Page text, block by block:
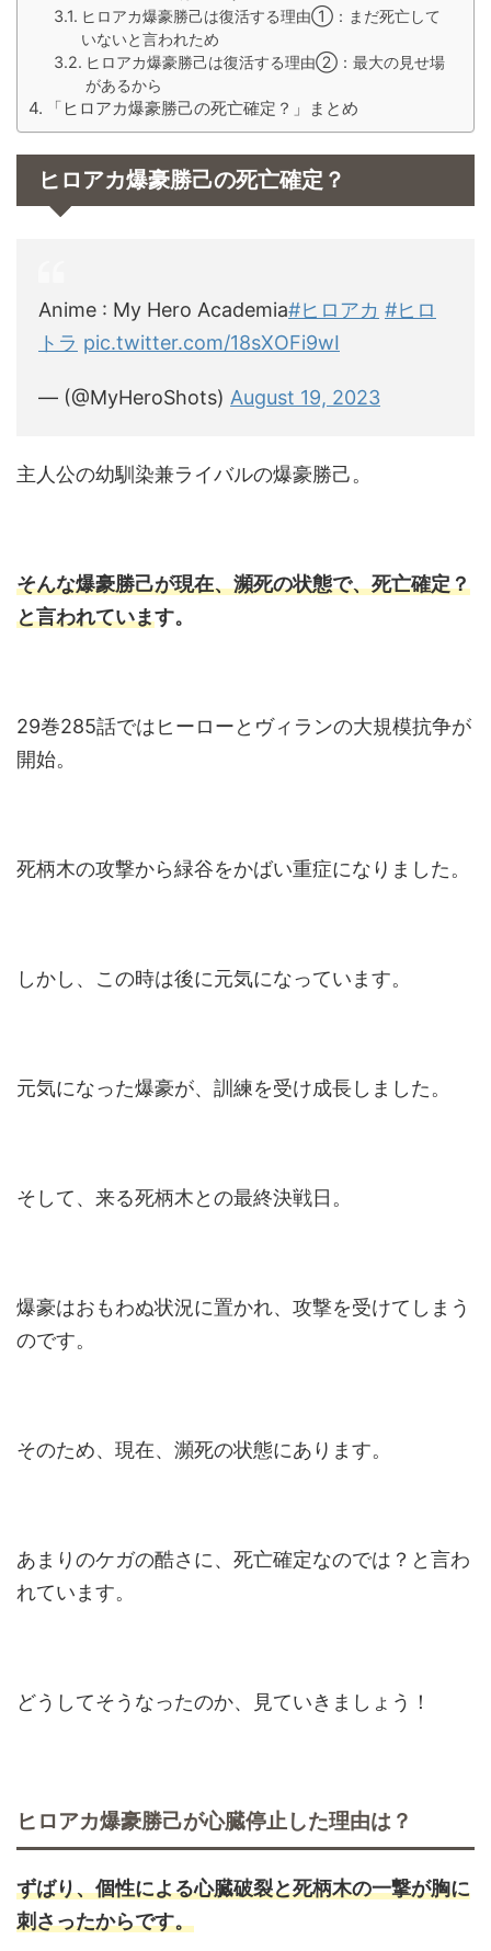
ヒロアカ爆豪勝己は復活する理由①：まだ死亡して
いないと言われため
ヒロアカ爆豪勝己は復活する理由②：最大の見せ場
があるから
「ヒロアカ爆豪勝己の死亡確定？」まとめ
ヒロアカ爆豪勝己の死亡確定？
Anime : My Hero Academia#ヒロアカ #ヒロ
トラ pic.twitter.com/18sXOFi9wI
— (@MyHeroShots) August 19, 2023
主人公の幼馴染兼ライバルの爆豪勝己。
そんな爆豪勝己が現在、瀕死の状態で、死亡確定？
と言われています。
29巻285話ではヒーローとヴィランの大規模抗争が
開始。
死柄木の攻撃から緑谷をかばい重症になりました。
しかし、この時は後に元気になっています。
元気になった爆豪が、訓練を受け成長しました。
そして、来る死柄木との最終決戦日。
爆豪はおもわぬ状況に置かれ、攻撃を受けてしまう
のです。
そのため、現在、瀕死の状態にあります。
あまりのケガの酷さに、死亡確定なのでは？と言わ
れています。
どうしてそうなったのか、見ていきましょう！
ヒロアカ爆豪勝己が心臓停止した理由は？
ずばり、個性による心臓破裂と死柄木の一撃が胸に
刺さったからです。